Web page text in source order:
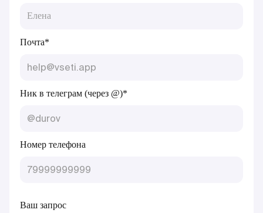
Почта*
Ник в телеграм (через @)*
Номер телефона
Ваш запрос